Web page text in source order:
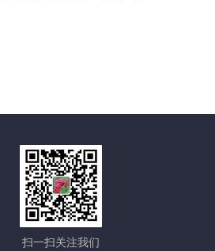
扫一扫关注我们